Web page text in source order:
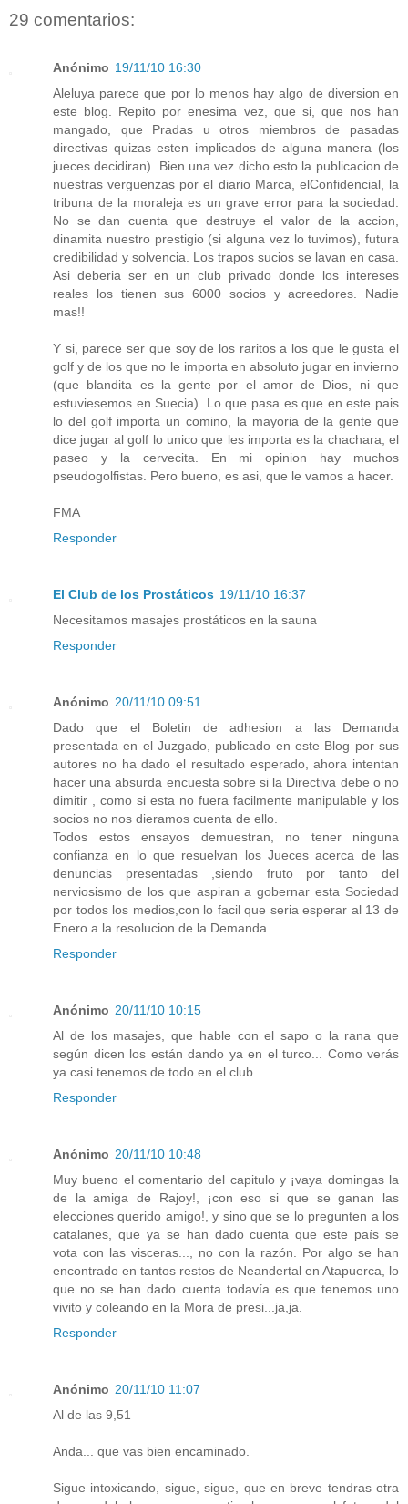
29 comentarios:
Anónimo 19/11/10 16:30
Aleluya parece que por lo menos hay algo de diversion en
este blog. Repito por enesima vez, que si, que nos han
mangado, que Pradas u otros miembros de pasadas
directivas quizas esten implicados de alguna manera (los
jueces decidiran). Bien una vez dicho esto la publicacion de
nuestras verguenzas por el diario Marca, elConfidencial, la
tribuna de la moraleja es un grave error para la sociedad.
No se dan cuenta que destruye el valor de la accion,
dinamita nuestro prestigio (si alguna vez lo tuvimos), futura
credibilidad y solvencia. Los trapos sucios se lavan en casa.
Asi deberia ser en un club privado donde los intereses
reales los tienen sus 6000 socios y acreedores. Nadie
mas!!
Y si, parece ser que soy de los raritos a los que le gusta el
golf y de los que no le importa en absoluto jugar en invierno
(que blandita es la gente por el amor de Dios, ni que
estuviesemos en Suecia). Lo que pasa es que en este pais
lo del golf importa un comino, la mayoria de la gente que
dice jugar al golf lo unico que les importa es la chachara, el
paseo y la cervecita. En mi opinion hay muchos
pseudogolfistas. Pero bueno, es asi, que le vamos a hacer.
FMA
Responder
El Club de los Prostáticos 19/11/10 16:37
Necesitamos masajes prostáticos en la sauna
Responder
Anónimo 20/11/10 09:51
Dado que el Boletin de adhesion a las Demanda
presentada en el Juzgado, publicado en este Blog por sus
autores no ha dado el resultado esperado, ahora intentan
hacer una absurda encuesta sobre si la Directiva debe o no
dimitir , como si esta no fuera facilmente manipulable y los
socios no nos dieramos cuenta de ello.
Todos estos ensayos demuestran, no tener ninguna
confianza en lo que resuelvan los Jueces acerca de las
denuncias presentadas ,siendo fruto por tanto del
nerviosismo de los que aspiran a gobernar esta Sociedad
por todos los medios,con lo facil que seria esperar al 13 de
Enero a la resolucion de la Demanda.
Responder
Anónimo 20/11/10 10:15
Al de los masajes, que hable con el sapo o la rana que
según dicen los están dando ya en el turco... Como verás
ya casi tenemos de todo en el club.
Responder
Anónimo 20/11/10 10:48
Muy bueno el comentario del capitulo y ¡vaya domingas la
de la amiga de Rajoy!, ¡con eso si que se ganan las
elecciones querido amigo!, y sino que se lo pregunten a los
catalanes, que ya se han dado cuenta que este país se
vota con las visceras..., no con la razón. Por algo se han
encontrado en tantos restos de Neandertal en Atapuerca, lo
que no se han dado cuenta todavía es que tenemos uno
vivito y coleando en la Mora de presi...ja,ja.
Responder
Anónimo 20/11/10 11:07
Al de las 9,51
Anda... que vas bien encaminado.
Sigue intoxicando, sigue, sigue, que en breve tendras otra